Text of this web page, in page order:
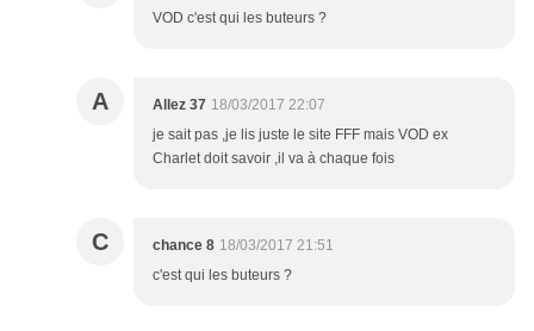
VOD c'est qui les buteurs ?
A Allez 37 18/03/2017 22:07
je sait pas ,je lis juste le site FFF mais VOD ex
Charlet doit savoir ,il va à chaque fois
C chance 8 18/03/2017 21:51
c'est qui les buteurs ?